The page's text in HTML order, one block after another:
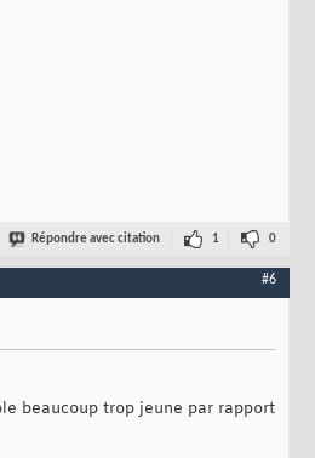
Répondre avec citation 1 0
#6
beaucoup trop jeune par rapport